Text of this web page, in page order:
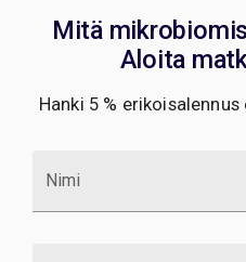
Mitä
Aloita
Hanki 5 %
Nimi